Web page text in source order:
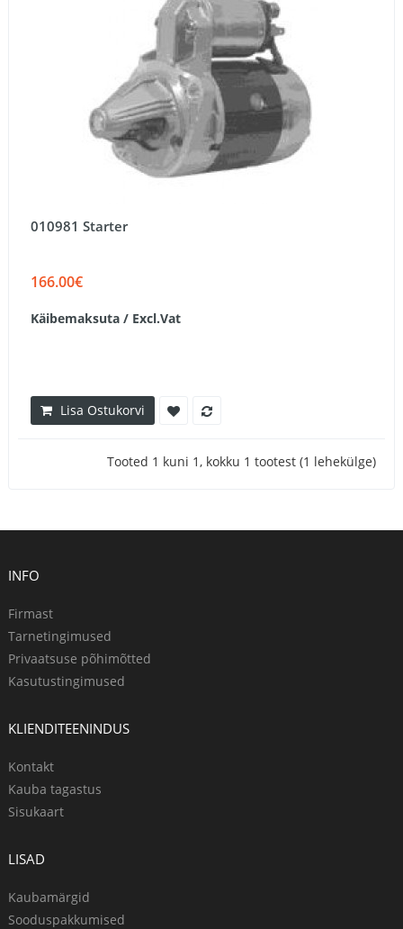
010981 Starter
166.00€
Käibemaksuta / Excl.Vat
Lisa Ostukorvi
Tooted 1 kuni 1, kokku 1 tootest (1 lehekülge)
INFO
Firmast
Tarnetingimused
Privaatsuse põhimõtted
Kasutustingimused
KLIENDITEENINDUS
Kontakt
Kauba tagastus
Sisukaart
LISAD
Kaubamärgid
Sooduspakkumised